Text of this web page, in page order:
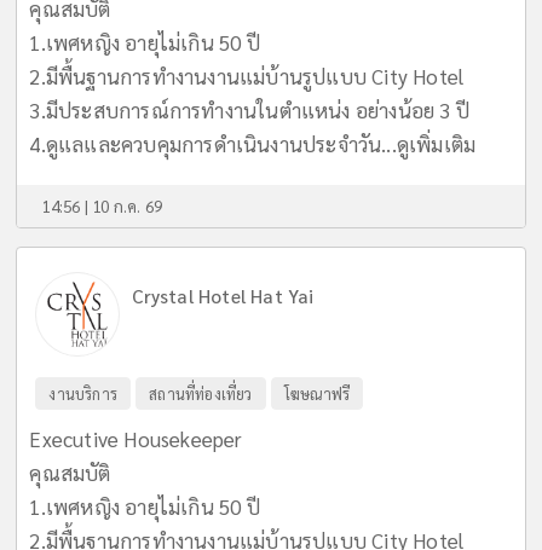
คุณสมบัติ
1.เพศหญิง อายุไม่เกิน 50 ปี
2.มีพื้นฐานการทำงานงานแม่บ้านรูปแบบ City Hotel
3.มีประสบการณ์การทำงานในตำแหน่ง อย่างน้อย 3 ปี
4.ดูแลและควบคุมการดำเนินงานประจำวัน...ดูเพิ่มเติม
14:56 | 10 ก.ค. 69
Crystal Hotel Hat Yai
งานบริการ สถานที่ท่องเที่ยว โฆษณาฟรี
Executive Housekeeper
คุณสมบัติ
1.เพศหญิง อายุไม่เกิน 50 ปี
2.มีพื้นฐานการทำงานงานแม่บ้านรูปแบบ City Hotel